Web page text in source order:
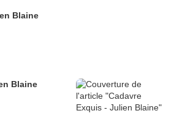
Blaine
Blaine